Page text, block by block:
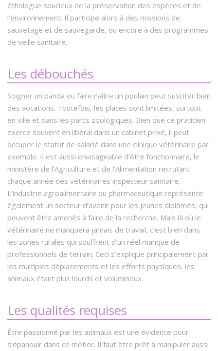
éthologue soucieux de la préservation des espèces et de
l’environnement. Il participe alors à des missions de
sauvetage et de sauvegarde, ou encore à des programmes
de veille sanitaire.
Les débouchés
Soigner un panda ou faire naître un poulain peut susciter bien
des vocations. Toutefois, les places sont limitées, surtout
en ville et dans les parcs zoologiques. Bien que ce praticien
exerce souvent en libéral dans un cabinet privé, il peut
occuper le statut de salarié dans une clinique vétérinaire par
exemple. Il est aussi envisageable d’être fonctionnaire, le
ministère de l’Agriculture et de l’Alimentation recrutant
chaque année des vétérinaires inspecteur sanitaire.
L’industrie agroalimentaire ou pharmaceutique représente
également un secteur d’avenir pour les jeunes diplômés, qui
peuvent être amenés à faire de la recherche. Mais là où le
vétérinaire ne manquera jamais de travail, c’est bien dans
les zones rurales qui souffrent d’un réel manque de
professionnels de terrain. Ceci s’explique principalement par
les multiples déplacements et les efforts physiques, les
animaux étant plus lourds et volumineux.
Les qualités requises
Être passionné par les animaux est une évidence pour
s’épanouir dans ce métier. Il faut être prêt à manipuler aussi